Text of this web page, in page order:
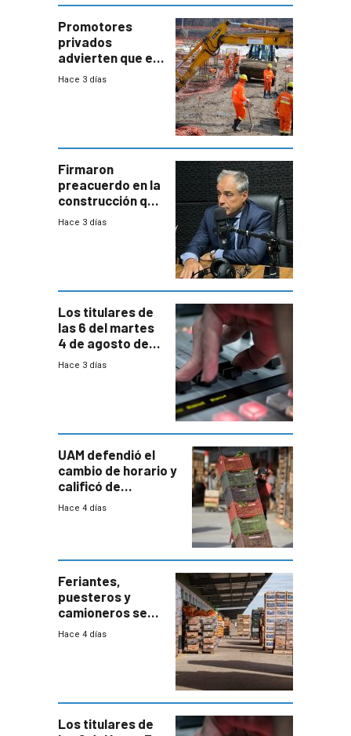
enorme
potencial
Promotores
privados
advierten que el
nuevo convenio
a revisar
proyectos
Hace 3 días
Firmaron
preacuerdo en la
construcción que
comprende
Hace 3 días
Los titulares de
las 6 del martes
4 de agosto de
2026
Hace 3 días
UAM defendió el
cambio de horario y
calificó de
“desproporcionado”
Hace 4 días
Feriantes,
puesteros y
camioneros se
movilizaron en
Hace 4 días
Los titulares de